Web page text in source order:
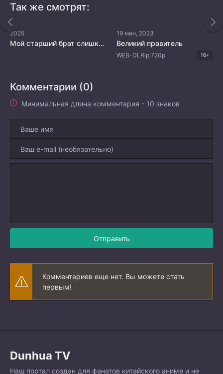
Так же смотрят:
2025
Мой старший брат слишком силён
19 мин, 2023
Великий правитель
WEB-DLRip 720p 16+
Комментарии (0)
Минимальная длина комментария - 10 знаков
Отправить
Комментариев еще нет. Вы можете стать
первым!
Dunhua TV
Наш портал создан для фанатов китайского аниме и не